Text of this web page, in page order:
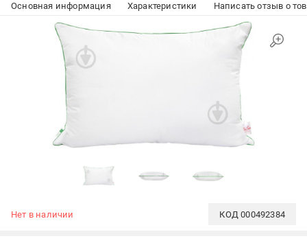
Основная информация Характеристики Написать отзыв о
Нет в наличии КОД000492384